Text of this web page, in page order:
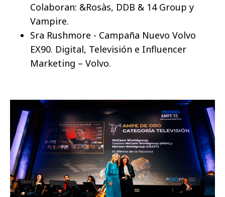
Colaboran: &Rosàs, DDB & 14 Group y
Vampire.
Sra Rushmore - Campaña Nuevo Volvo
EX90. Digital, Televisión e Influencer
Marketing – Volvo.